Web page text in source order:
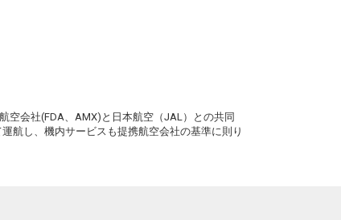
空会社(FDA、AMX)と日本航空（JAL）との共同
航し、機内サービスも提携航空会社の基準に則り